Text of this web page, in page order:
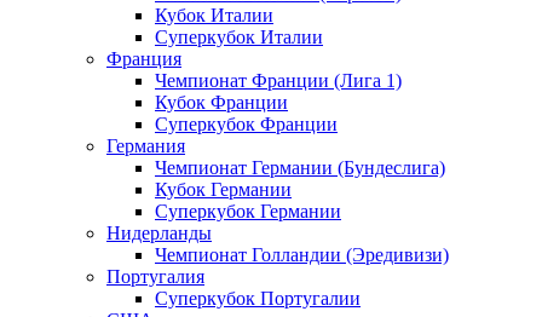
Кубок Италии
Суперкубок Италии
Франция
Чемпионат Франции (Лига 1)
Кубок Франции
Суперкубок Франции
Германия
Чемпионат Германии (Бундеслига)
Кубок Германии
Суперкубок Германии
Нидерланды
Чемпионат Голландии (Эредивизи)
Португалия
Суперкубок Португалии